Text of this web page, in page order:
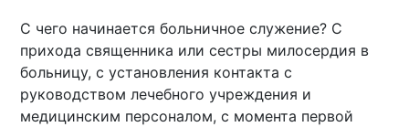
С чего начинается больничное служение? С
прихода священника или сестры милосердия в
больницу, с установления контакта с
руководством лечебного учреждения и
медицинским персоналом, с момента первой